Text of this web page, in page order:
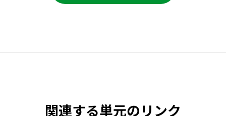
関連する単元のリンク